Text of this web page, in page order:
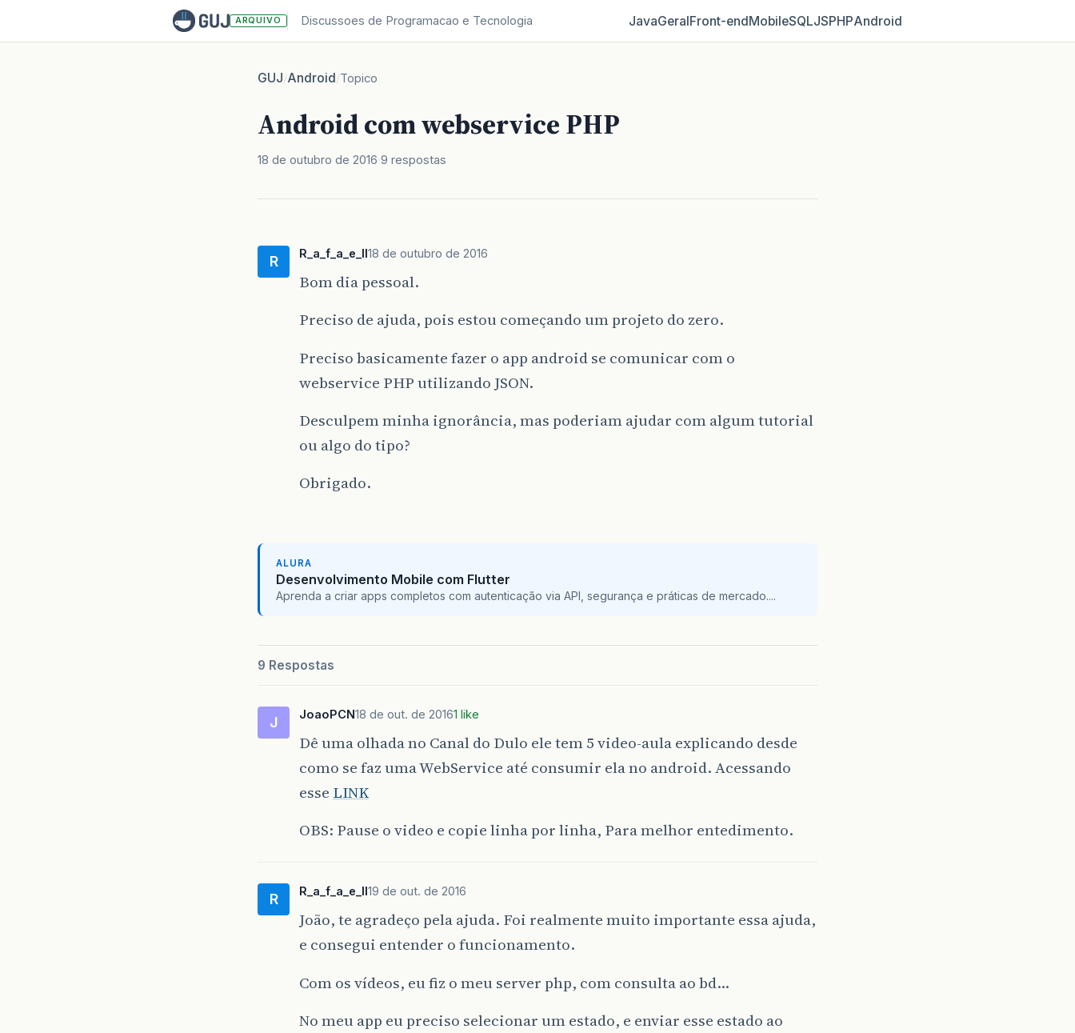
ARQUIVO Discussoes de Programacao e Tecnologia JavaGeralFront‑endMobileSQLJSPHPAndroid
GUJ/Android/Topico
Android com webservice PHP
18 de outubro de 2016 9 respostas
R R_a_f_a_e_ll18 de outubro de 2016
Bom dia pessoal.
Preciso de ajuda, pois estou começando um projeto do zero.
Preciso basicamente fazer o app android se comunicar com o
webservice PHP utilizando JSON.
Desculpem minha ignorância, mas poderiam ajudar com algum tutorial
ou algo do tipo?
Obrigado.
ALURA
Desenvolvimento Mobile com Flutter
Aprenda a criar apps completos com autenticação via API, segurança e práticas de mercado....
9 Respostas
J JoaoPCN18 de out. de 20161 like
Dê uma olhada no Canal do Dulo ele tem 5 video-aula explicando desde
como se faz uma WebService até consumir ela no android. Acessando
esse LINK
OBS: Pause o video e copie linha por linha, Para melhor entedimento.
R R_a_f_a_e_ll19 de out. de 2016
João, te agradeço pela ajuda. Foi realmente muito importante essa ajuda,
e consegui entender o funcionamento.
Com os vídeos, eu fiz o meu server php, com consulta ao bd…
No meu app eu preciso selecionar um estado, e enviar esse estado ao